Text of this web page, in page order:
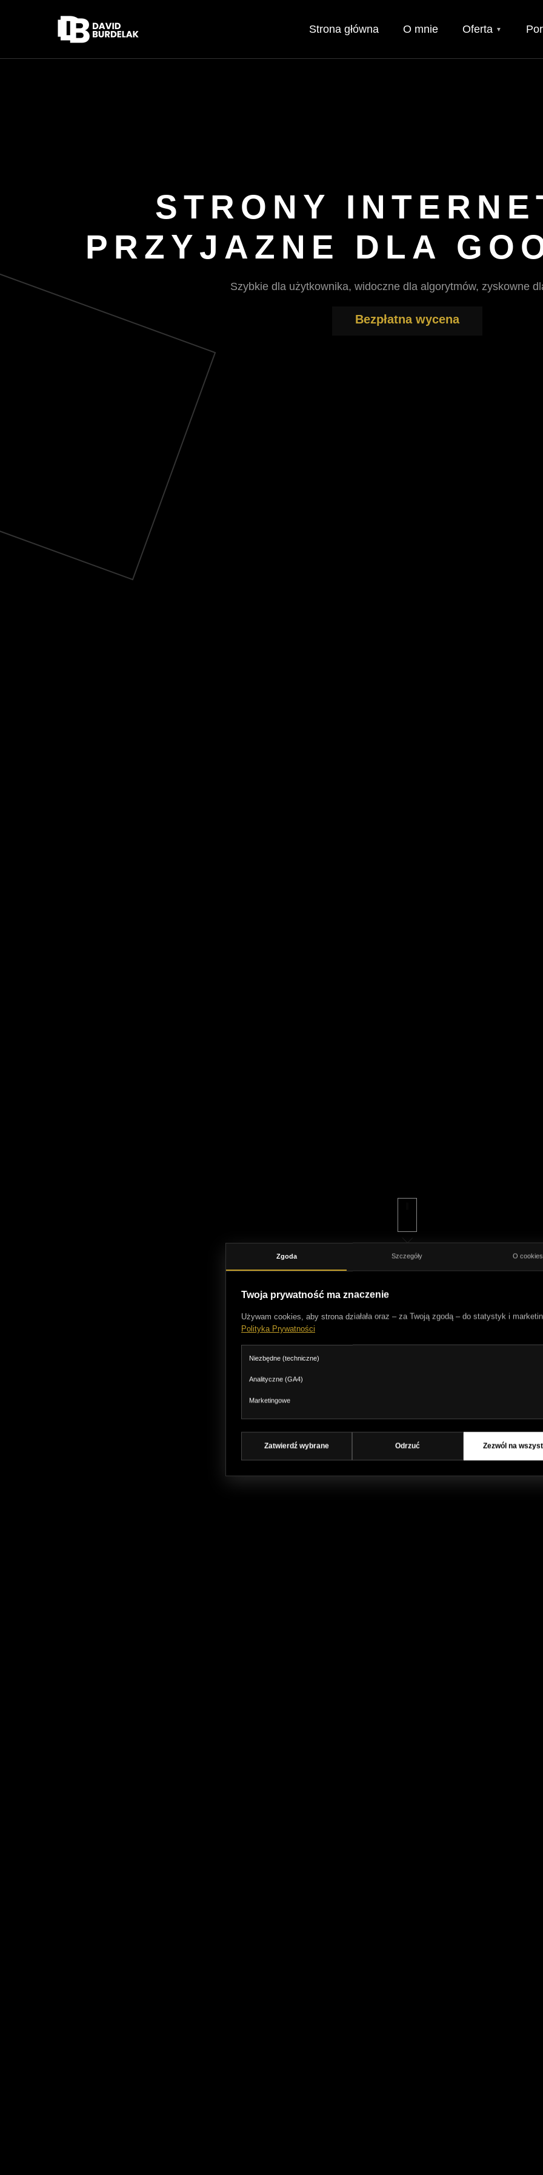
Strona główna O mnie Oferta ▼
STRONY
PRZYJAZNE DLA
Szybkie dla użytkownika, widoczne dla algorytmów, zyskowne
Bezpłatna wycena
Zgoda Szczegóły O cookies
Twoja prywatność ma znaczenie
Używam cookies, aby strona działała oraz – za Twoją zgodą – do statystyk i
Polityka Prywatności
Niezbędne (techniczne)
Analityczne (GA4)
Marketingowe
Zatwierdź wybrane Odrzuć Zezwól na